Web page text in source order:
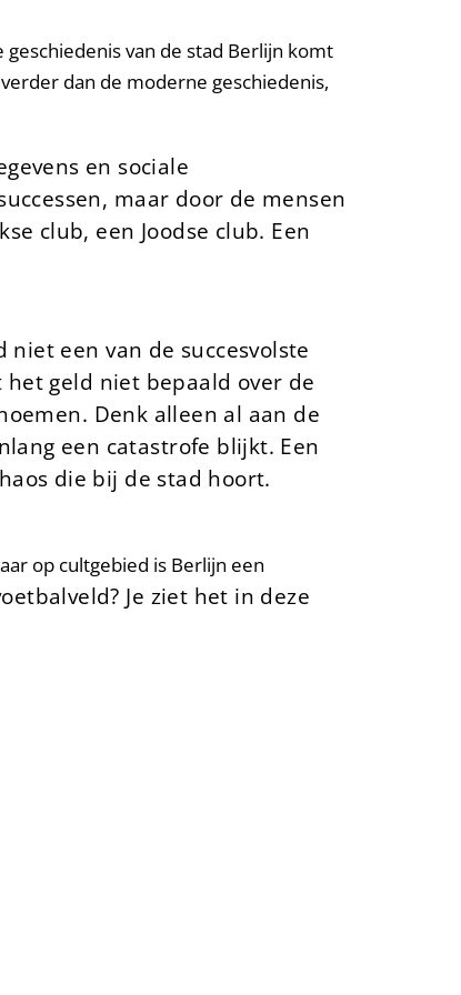
van de stad Berlijn komt
dan de moderne geschiedenis,
en sociale
maar door de mensen
club, een Joodse club. Een
een van de succesvolste
geld niet bepaald over de
Denk alleen al aan de
een catastrofe blijkt. Een
die bij de stad hoort.
op cultgebied is Berlijn een
Je ziet het in deze